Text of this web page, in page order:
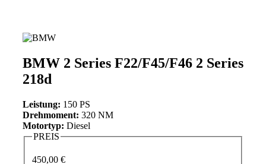
BMW 2 Series F22/F45/F46 2 Series
218d
Leistung: 150 PS
Drehmoment: 320 NM
Motortyp: Diesel
PREIS
450,00 €